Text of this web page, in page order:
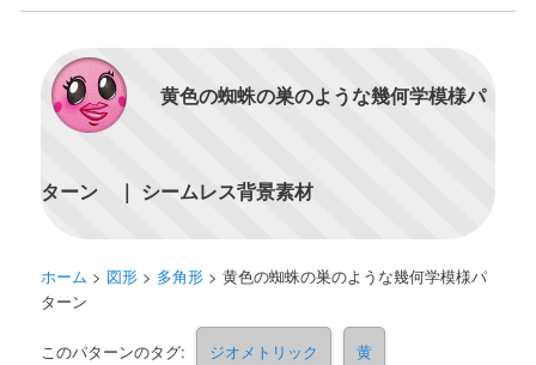
黄色の蜘蛛の巣のような幾何学模様パ
ターン ｜ シームレス背景素材
ホーム > 図形 > 多角形 >黄色の蜘蛛の巣のような幾何学模様パ
ターン
このパターンのタグ: ジオメトリック 黄